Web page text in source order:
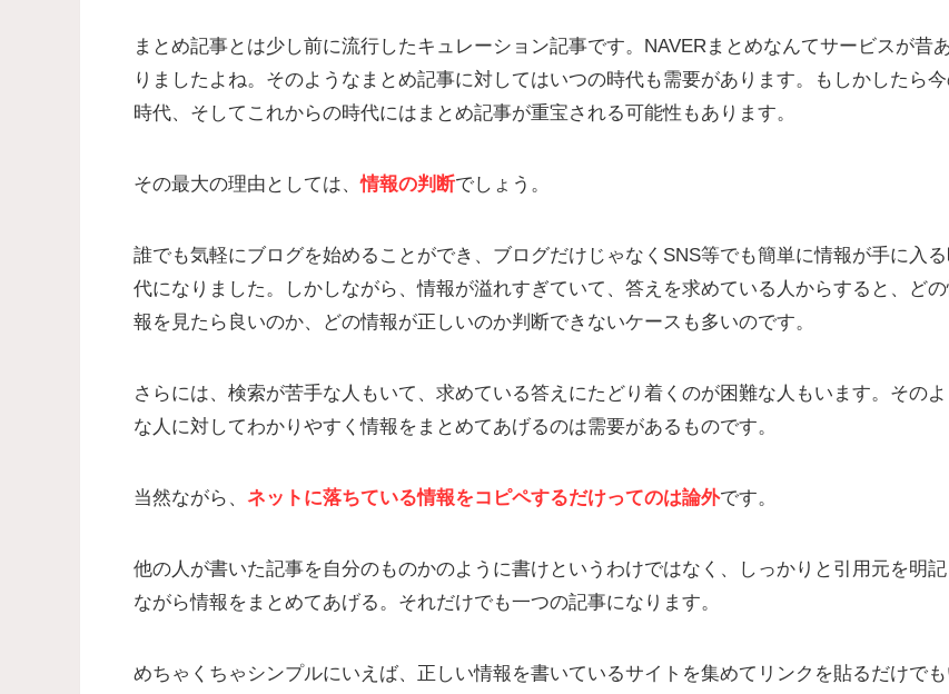
まとめ記事とは少し前に流行したキュレーション記事です。NAVERまとめなんてサービスが昔
りましたよね。そのようなまとめ記事に対してはいつの時代も需要があります。
もしかしたら
時代、そしてこれからの時代にはまとめ記事が重宝される可能性もあります。
その最大の理由としては、情報の判断でしょう。
誰でも気軽にブログを始めることができ、ブログだけじゃなくSNS等でも簡単に情報が手に入
代になりました。しかしながら、情報が溢れすぎていて、答えを求めている人からすると、ど
報を見たら良いのか、どの情報が正しいのか判断できないケースも多いのです。
さらには、検索が苦手な人もいて、求めている答えにたどり着くのが困難な人もいます。そのよ
な人に対してわかりやすく情報をまとめてあげるのは需要があるものです。
当然ながら、 ネットに落ちている情報をコピペするだけってのは論外です。
他の人が書いた記事を自分のものかのように書けというわけではなく、しっかりと引用元を明記
ながら情報をまとめてあげる。それだけでも一つの記事になります。
めちゃくちゃシンプルにいえば、正しい情報を書いているサイトを集めてリンクを貼るだけで